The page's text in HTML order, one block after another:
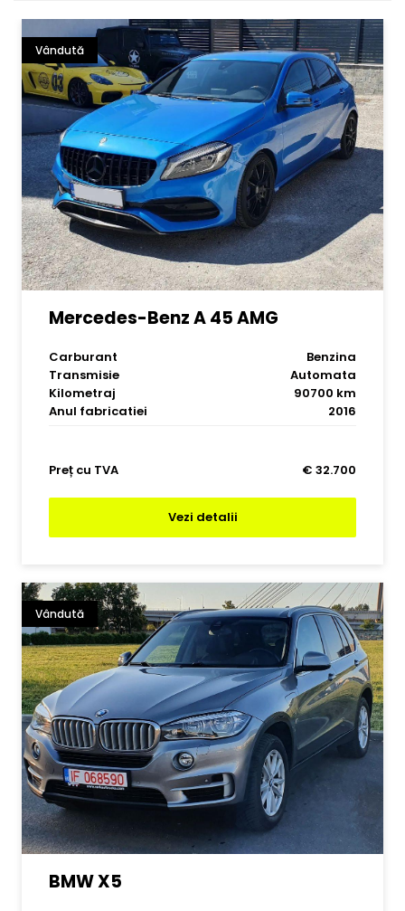
Vândută
Mercedes-Benz A 45 AMG
Carburant
Benzina
Transmisie
Automata
Kilometraj
90700 km
Anul fabricatiei
2016
Preț cu TVA € 32.700
Vezi detalii
Vândută
BMW X5